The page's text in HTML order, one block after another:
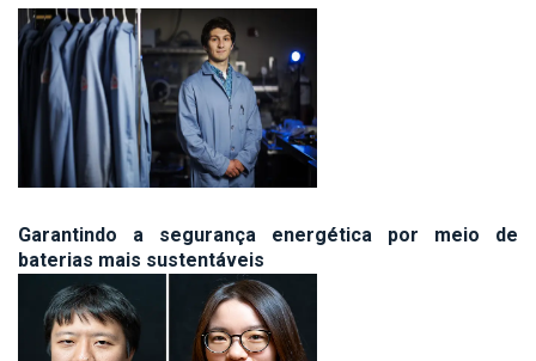
Garantindo a segurança energética por meio de
baterias mais sustentáveis